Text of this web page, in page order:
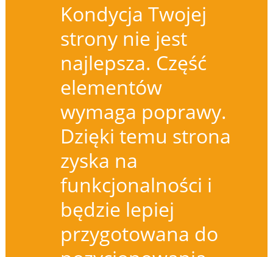
Kondycja Twojej
strony nie jest
najlepsza. Część
elementów
wymaga poprawy.
Dzięki temu strona
zyska na
funkcjonalności i
będzie lepiej
przygotowana do